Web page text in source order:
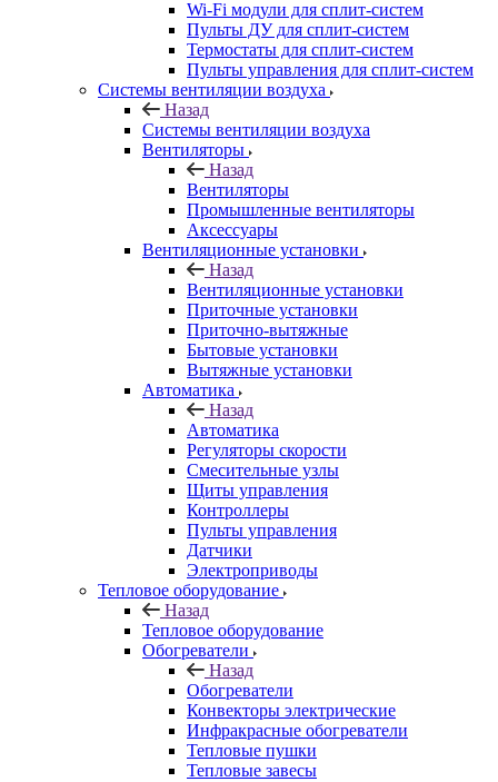
Wi-Fi модули для сплит-систем
Пульты ДУ для сплит-систем
Термостаты для сплит-систем
Пульты управления для сплит-систем
Системы вентиляции воздуха
Назад
Системы вентиляции воздуха
Вентиляторы
Назад
Вентиляторы
Промышленные вентиляторы
Аксессуары
Вентиляционные установки
Назад
Вентиляционные установки
Приточные установки
Приточно-вытяжные
Бытовые установки
Вытяжные установки
Автоматика
Назад
Автоматика
Регуляторы скорости
Смесительные узлы
Щиты управления
Контроллеры
Пульты управления
Датчики
Электроприводы
Тепловое оборудование
Назад
Тепловое оборудование
Обогреватели
Назад
Обогреватели
Конвекторы электрические
Инфракрасные обогреватели
Тепловые пушки
Тепловые завесы